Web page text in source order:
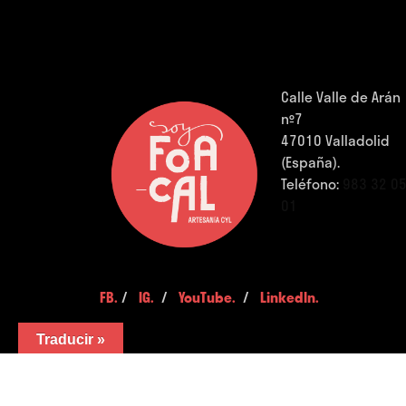
Calle Valle de Arán
nº7
47010 Valladolid
(España).
Teléfono:
FB. /IG. /YouTube. /LinkedIn.
Traducir »